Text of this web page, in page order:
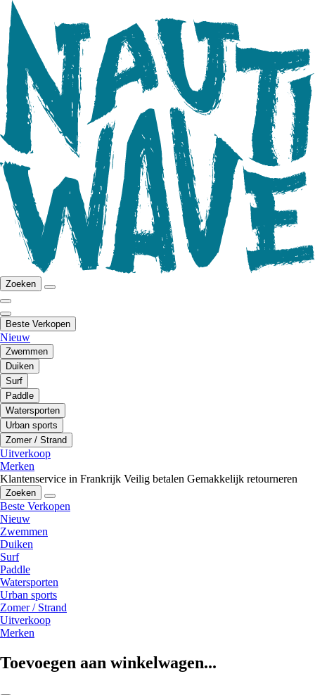
Zoeken
Beste Verkopen
Nieuw
Zwemmen
Duiken
Surf
Paddle
Watersporten
Urban sports
Zomer / Strand
Uitverkoop
Merken
Klantenservice in Frankrijk Veilig betalen Gemakkelijk retourneren
Zoeken
Beste Verkopen
Nieuw
Zwemmen
Duiken
Surf
Paddle
Watersporten
Urban sports
Zomer / Strand
Uitverkoop
Merken
Toevoegen aan winkelwagen...